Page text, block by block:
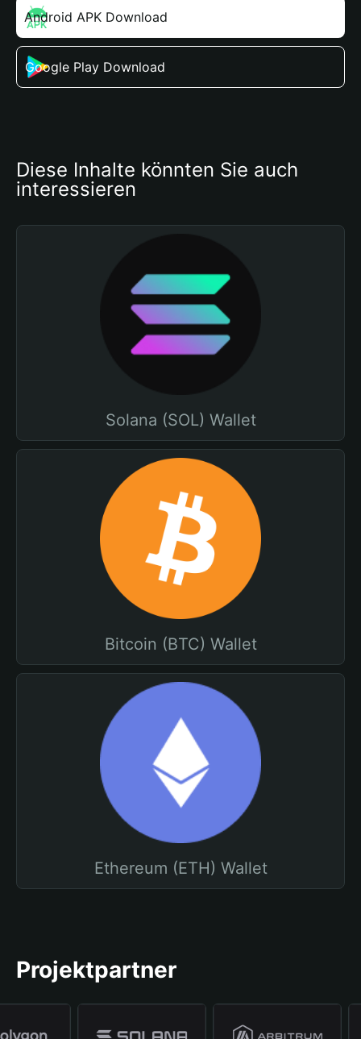
Android APK Download
Google Play Download
Diese Inhalte könnten Sie auch
interessieren
Solana (SOL) Wallet
Bitcoin (BTC) Wallet
Ethereum (ETH) Wallet
Projektpartner